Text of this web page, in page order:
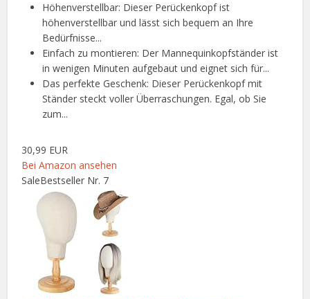
Höhenverstellbar: Dieser Perückenkopf ist
höhenverstellbar und lässt sich bequem an Ihre
Bedürfnisse...
Einfach zu montieren: Der Mannequinkopfständer ist
in wenigen Minuten aufgebaut und eignet sich für...
Das perfekte Geschenk: Dieser Perückenkopf mit
Ständer steckt voller Überraschungen. Egal, ob Sie
zum...
30,99 EUR
Bei Amazon ansehen
SaleBestseller Nr. 7